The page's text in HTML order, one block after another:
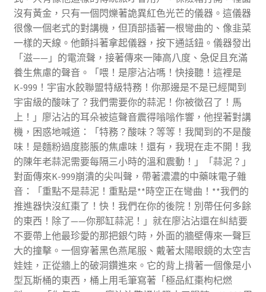
沒有黃金，只有一個閃爍著詭異紅色光芒的儀器。這儀器
很像一個老式的對講機，但頂部插著一根彎曲的、像韭菜
一樣的天線。他顫抖著拿起儀器，按下通話鈕。儀器發出
「滋——」的電流聲，接著傳來一陣高八度、急促且充滿
養生焦慮的聲音。「喂！是廖沾沾嗎！快接聽！這裡是
K-999！宇宙水餃聯盟特級特務！你那邊是不是已經聞到
宇宙級的酸味了？我們需要你的蒜泥！你被徵召了！馬
上！」廖沾沾的耳朵被這聲音震得嗡嗡作響，他捏著對講
機，困惑地喊道：「特務？酸味？等等！我聞到的不是酸
味！是麵粉過度膨脹的焦慮味！還有，我現在走不開！我
的陳年老蒜泥需要每隔三小時的溫和震動！」「蒜泥？」
對面傳來K-999崩潰的尖叫聲，帶著濃濃的中藥味電子雜
音：「重點不是蒜泥！重點是**時空正在彎曲！**我們的
推進器快沒紅棗了！快！我們在你的後院！別帶任何多餘
的東西！除了——你那缸蒜泥！」就在廖沾沾還在糾結要
不要帶上他最珍愛的那把銀勺時，外面的牆壁傳來一聲巨
大的撞擊。一個穿著黑色燕尾服、戴著太陽眼鏡的太空吉
娃娃，正從牆上的破洞鑽進來。它的背上揹著一個像是小
型瓦斯桶的東西，桶上用毛筆寫著「極品紅棗枸杞燃